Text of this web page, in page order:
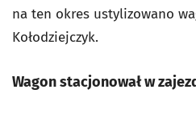
na ten okres ustylizowano
Kołodziejczyk.
Wagon stacjonował w